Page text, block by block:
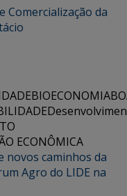
Comercialização da
BIOECONOMIA
ECONÔMICA
novos caminhos da
Agro do LIDE na